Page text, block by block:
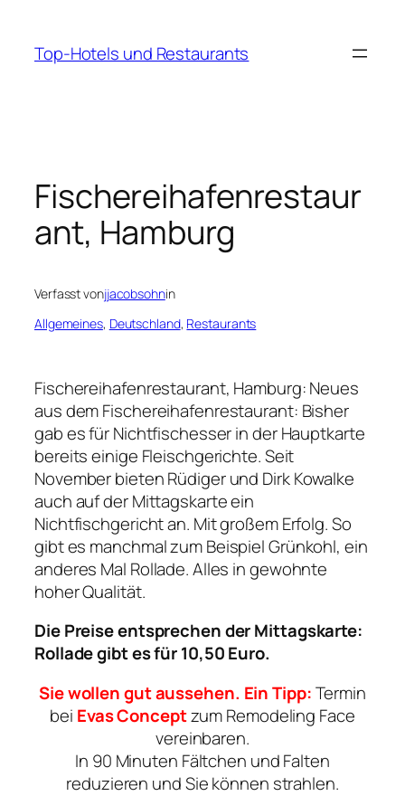
springen
Top-Hotels und Restaurants
Fischereihafenrestaur
ant, Hamburg
Verfasst vonjjacobsohnin
Allgemeines, Deutschland, Restaurants
Fischereihafenrestaurant, Hamburg: Neues
aus dem Fischereihafenrestaurant: Bisher
gab es für Nichtfischesser in der Hauptkarte
bereits einige Fleischgerichte. Seit
November bieten Rüdiger und Dirk Kowalke
auch auf der Mittagskarte ein
Nichtfischgericht an. Mit großem Erfolg. So
gibt es manchmal zum Beispiel Grünkohl, ein
anderes Mal Rollade. Alles in gewohnte
hoher Qualität.
Die Preise entsprechen der Mittagskarte:
Rollade gibt es für 10,50 Euro.
Sie wollen gut aussehen. Ein Tipp:Termin
bei Evas Conceptzum Remodeling Face
vereinbaren.
In 90 Minuten Fältchen und Falten
reduzieren und Sie können strahlen.